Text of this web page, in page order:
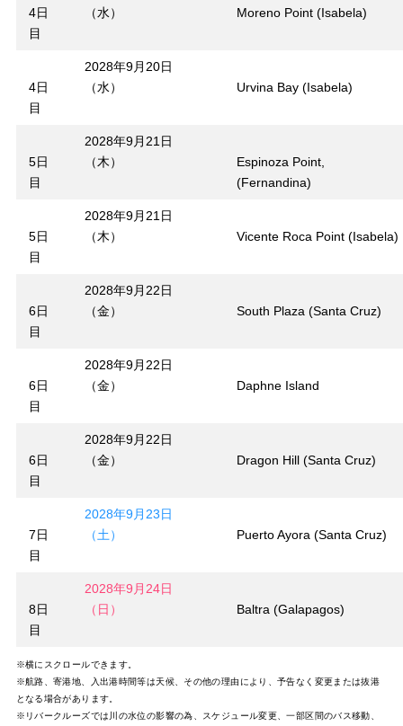
4日
目
（水）
Moreno Point (Isabela)
4日
目
2028年9月20日
（水）
Urvina Bay (Isabela)
5日
目
2028年9月21日
（木）
Espinoza Point,
(Fernandina)
5日
目
2028年9月21日
（木）
Vicente Roca Point (Isabela)
6日
目
2028年9月22日
（金）
South Plaza (Santa Cruz)
6日
目
2028年9月22日
（金）
Daphne Island
6日
目
2028年9月22日
（金）
Dragon Hill (Santa Cruz)
7日
目
2028年9月23日
（土）
Puerto Ayora (Santa Cruz)
8日
目
2028年9月24日
（日）
Baltra (Galapagos)
※横にスクロールできます。
※航路、寄港地、入出港時間等は天候、その他の理由により、予告なく変更または抜港
となる場合があります。
※リバークルーズでは川の水位の影響の為、スケジュール変更、一部区間のバス移動、